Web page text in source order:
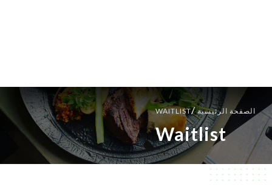
الصفحة الرئيسية/
WAITLIST
Waitlist